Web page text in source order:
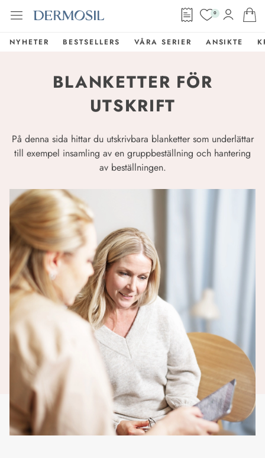
0
NYHETER BESTSELLERS VÅRA SERIER ANSIKTE
BLANKETTER FÖR
UTSKRIFT
På denna sida hittar du utskrivbara blanketter som underlättar
till exempel insamling av en gruppbeställning och hantering
av beställningen.